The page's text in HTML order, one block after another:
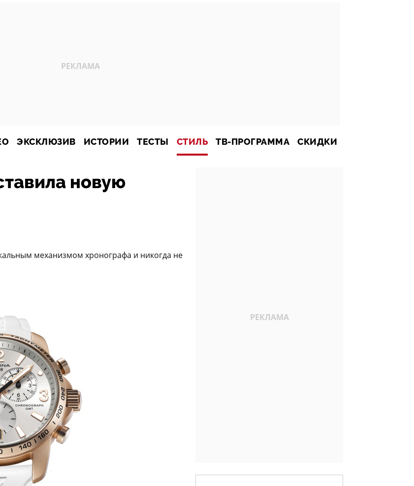
ЭКСКЛЮЗИВ ИСТОРИИ ТЕСТЫ СТИЛЬ ТВ-ПРОГРАММА СКИДКИ
новую
механизмом хронографа и никогда не